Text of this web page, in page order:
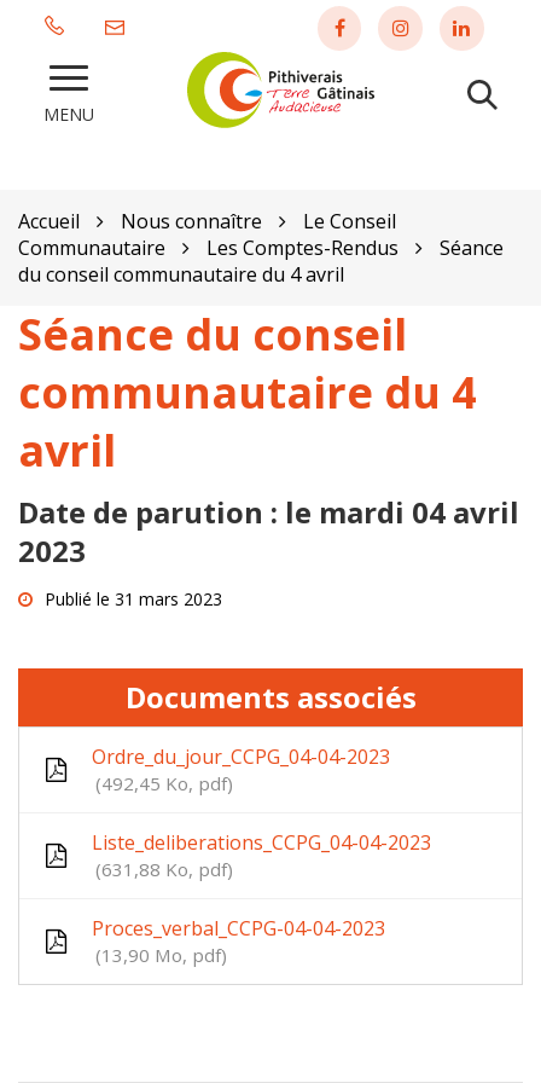
Lien
vers
compte
Lien
vers
compte
Lien
vers
le
compte
MENU
Communauté
Pithiverais
Gâtinais
Accueil Nous connaître
Le Conseil
Communautaire
Les Comptes-Rendus
Séance
du conseil communautaire du 4 avril
Séance du conseil
communautaire du 4
avril
Date de parution : le mardi 04 avril
2023
Publié le 31 mars 2023
Documents associés
Ordre_du_jour_CCPG_04-04-2023
492,45 Ko, pdf
Liste_deliberations_CCPG_04-04-2023
631,88 Ko, pdf
Proces_verbal_CCPG-04-04-2023
13,90 Mo, pdf